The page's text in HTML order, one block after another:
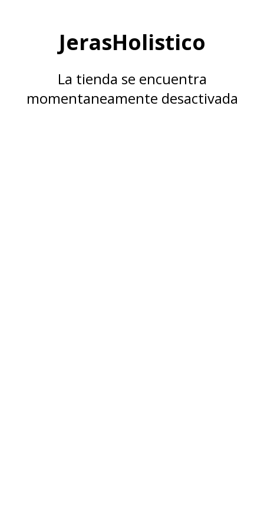
JerasHolistico
La tienda se encuentra
momentaneamente desactivada